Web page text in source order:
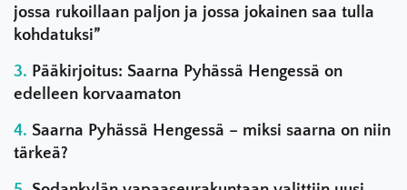
jossa rukoillaan paljon ja jossa jokainen saa tulla
kohdatuksi”
Pääkirjoitus: Saarna Pyhässä Hengessä on
edelleen korvaamaton
Saarna Pyhässä Hengessä – miksi saarna on niin
tärkeä?